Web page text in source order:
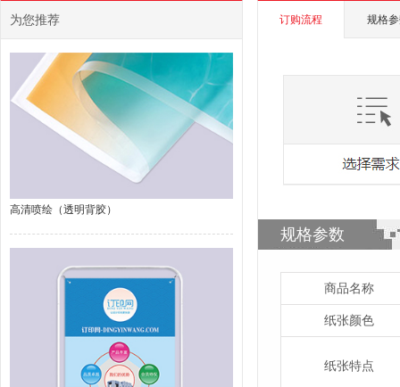
为您推荐
高清喷绘（透明背胶）
订购流程 规格
规格参数
商品名称
纸张颜色
纸张特点